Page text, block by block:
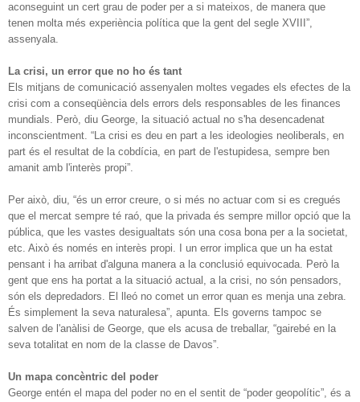
aconseguint un cert grau de poder per a si mateixos, de manera que
tenen molta més experiència política que la gent del segle XVIII”,
assenyala.
La crisi, un error que no ho és tant
Els mitjans de comunicació assenyalen moltes vegades els efectes de la
crisi com a conseqüència dels errors dels responsables de les finances
mundials. Però, diu George, la situació actual no s'ha desencadenat
inconscientment. “La crisi es deu en part a les ideologies neoliberals, en
part és el resultat de la cobdícia, en part de l'estupidesa, sempre ben
amanit amb l'interès propi”.
Per això, diu, “és un error creure, o si més no actuar com si es cregués
que el mercat sempre té raó, que la privada és sempre millor opció que la
pública, que les vastes desigualtats són una cosa bona per a la societat,
etc. Això és només en interès propi. I un error implica que un ha estat
pensant i ha arribat d'alguna manera a la conclusió equivocada. Però la
gent que ens ha portat a la situació actual, a la crisi, no són pensadors,
són els depredadors. El lleó no comet un error quan es menja una zebra.
És simplement la seva naturalesa”, apunta. Els governs tampoc se
salven de l'anàlisi de George, que els acusa de treballar, “gairebé en la
seva totalitat en nom de la classe de Davos”.
Un mapa concèntric del poder
George entén el mapa del poder no en el sentit de “poder geopolític”, és a